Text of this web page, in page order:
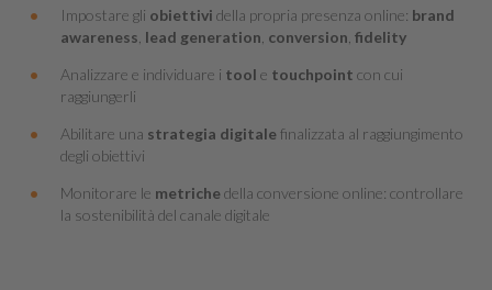
Impostare gli obiettivi della propria presenza online: brand
awareness lead generation conversion fidelity
Analizzare e individuare i tool e touchpoint con cui
raggiungerli
Abilitare una strategia digitalefinalizzata al raggiungimento
degli obiettivi
Monitorare le metrichedella conversione online: controllare
la sostenibilità del canale digitale